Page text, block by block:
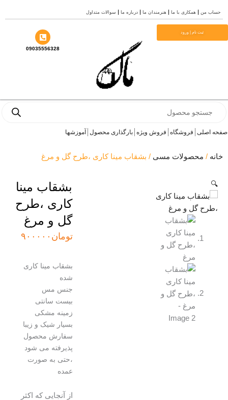
من همکاری با ما هنرمندان ما درباره ما سوالات متداول
ثبت نام | ورود
09035556328
اصلی فروشگاه فروش ویژه بارگذاری محصول آموزشها
/محصولات مسی/ بشقاب مینا کاری ،طرح گل و مرغ
بشقاب مینا
کاری ،طرح
گل و مرغ
تومان۹۰۰۰۰۰
بشقاب مینا کاری
جنس مس
بیست سانتی
زمینه مشکی
بسیار شیک و زیبا
سفارش محصول
پذیرفته می شود
،حتی به صورت
عمده
از آنجایی که اکثر